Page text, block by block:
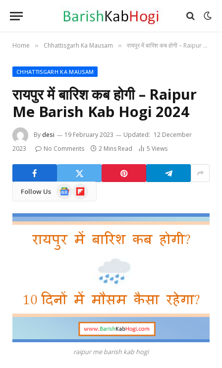
Home » Chhattisgarh Ka Mausam » रायपुर में बारिश कब होगी – Raipur Me Barish Kab Hogi 2024
CHHATTISGARH KA MAUSAM
रायपुर में बारिश कब होगी – Raipur
Me Barish Kab Hogi 2024
Bydesi 19 February 2023 Updated: 12 December
2023
No Comments 2 Mins Read 5 Views
Follow Us
Google
News
Flipboard
raipur me barish kab hogi